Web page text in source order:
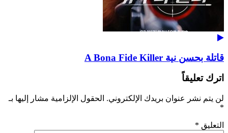
قاتلة بحسن نية A Bona Fide Killer
اترك تعليقاً
لن يتم نشر عنوان بريدك الإلكتروني. الحقول الإلزامية مشار إليها بـ
*
التعليق *